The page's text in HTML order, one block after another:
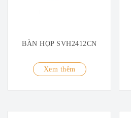
BÀN HỌP SVH2412CN
Xem thêm